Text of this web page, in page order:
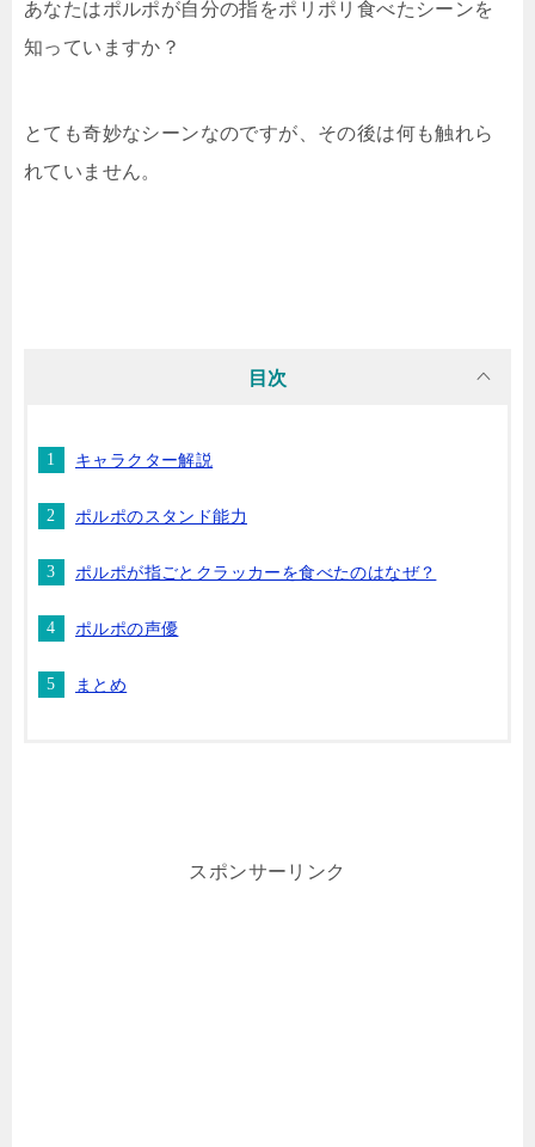
あなたはポルポが自分の指をポリポリ食べたシーンを
知っていますか？
とても奇妙なシーンなのですが、その後は何も触れら
れていません。
目次
キャラクター解説
ポルポのスタンド能力
ポルポが指ごとクラッカーを食べたのはなぜ？
ポルポの声優
まとめ
スポンサーリンク